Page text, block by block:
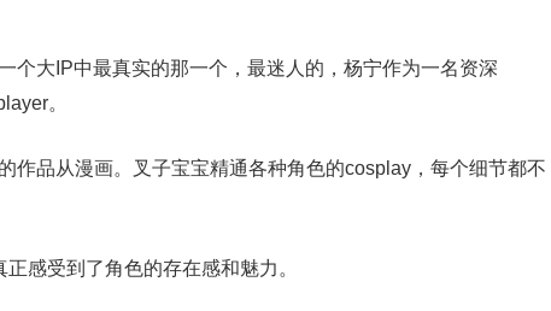
个大IP中最真实的那一个，最迷人的，杨宁作为一名资深
。
作品从漫画。叉子宝宝精通各种角色的cosplay，每个细节都不
感受到了角色的存在感和魅力。